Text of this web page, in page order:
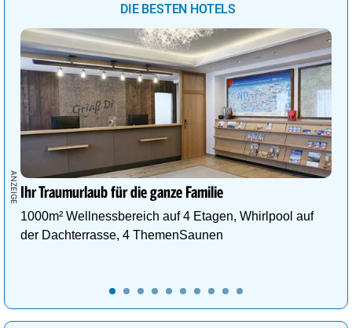
DIE BESTEN HOTELS
Ihr Traumurlaub für die ganze Familie
1000m² Wellnessbereich auf 4 Etagen, Whirlpool auf
der Dachterrasse, 4 ThemenSaunen